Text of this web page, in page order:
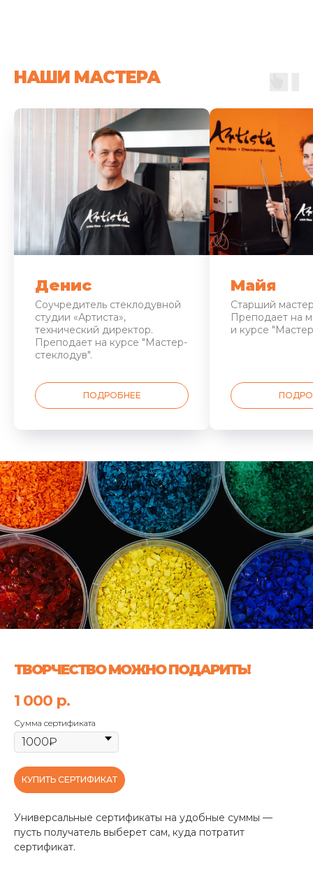
НАШИ МАСТЕРА
Денис
Соучредитель стеклодувной
студии «Артиста»,
технический директор.
Преподает на курсе "Мастер-
стеклодув".
ПОДРОБНЕЕ
Майя
Старший
Преподает на
и курсе
ТВОРЧЕСТВО МОЖНО ПОДАРИТЬ!
1 000 р.
Сумма сертификата
КУПИТЬ СЕРТИФИКАТ
Универсальные сертификаты на удобные суммы —
пусть получатель выберет сам, куда потратит
сертификат.